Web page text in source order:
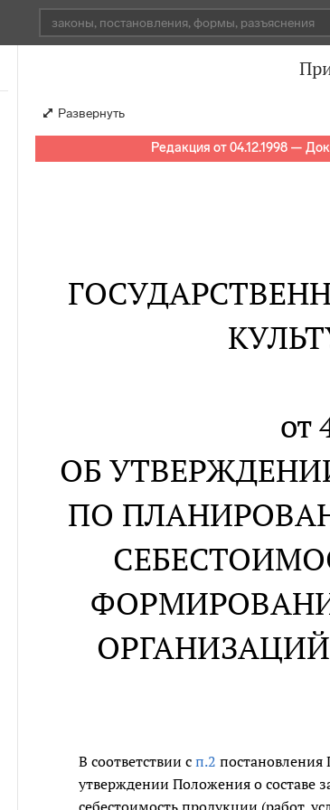
Развернуть
Редакция от 04.12.1998 —
от
ОБ
ПО
В соответствии сп.2 постановления
утверждении Положения о составе
себестоимость продукции (работ,